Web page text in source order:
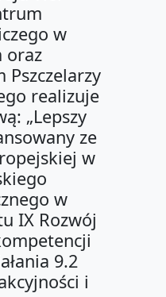
w
oraz
Pszczelarzy
realizuje
„Lepszy
ze
w
w
IX Rozwój
9.2
i